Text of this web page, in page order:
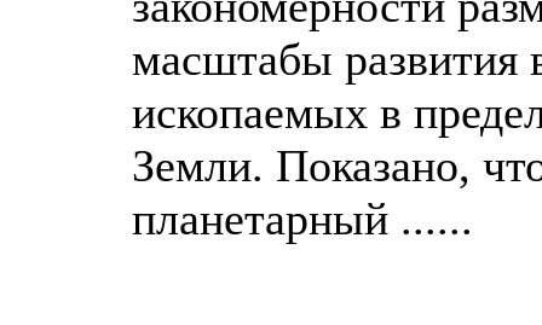
масштабы развития
ископаемых в
Земли. Показано,
планетарный ......